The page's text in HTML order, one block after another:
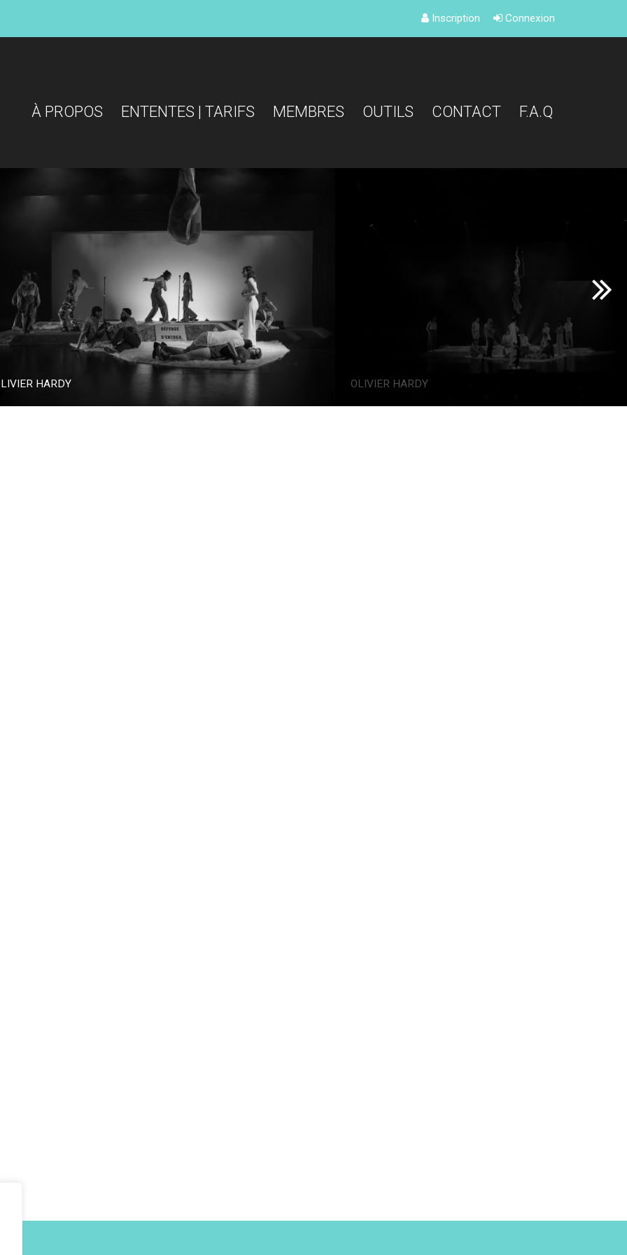
Inscription Connexion
À PROPOS ENTENTES | TARIFS MEMBRES OUTILS CONTACT F.A.Q
HARDY OLIVIER HARDY